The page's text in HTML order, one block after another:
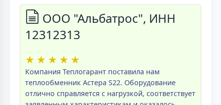
ООО "Альбатрос", ИНН
12312313
★ ★ ★ ★ ★
Компания Теплогарант поставила нам
теплообменник Астера S22. Оборудование
отлично справляется с нагрузкой, соответствует